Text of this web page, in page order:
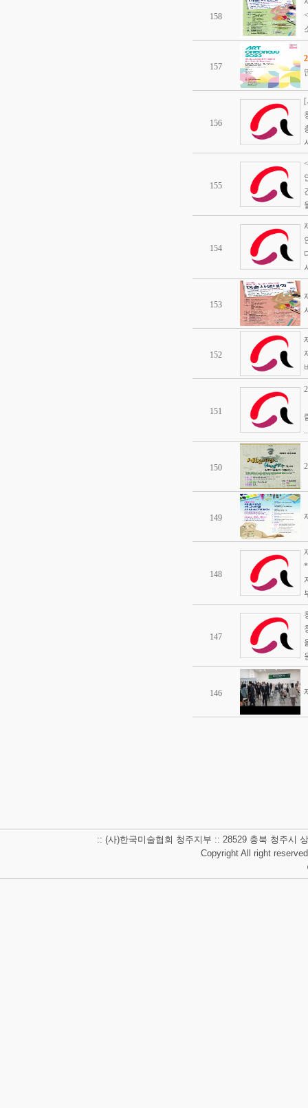
158
157
156
155
154
153
152
151
..
150
149
148
147
146
:: (사)한국미술협회 청주지부 :: 28529 충북 청주시
Copyright All right